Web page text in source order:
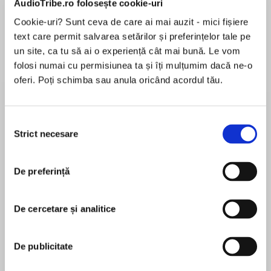
AudioTribe.ro folosește cookie-uri
Cookie-uri? Sunt ceva de care ai mai auzit - mici fișiere
text care permit salvarea setărilor și preferințelor tale pe
un site, ca tu să ai o experiență cât mai bună. Le vom
folosi numai cu permisiunea ta și îți mulțumim dacă ne-o
oferi. Poți schimba sau anula oricând acordul tău.
consimțământului
Strict necesare
De preferință
De cercetare și analitice
De publicitate
Desprecarte
“Dimon excels at creating memorable, complex
characters.”—Publishers Weekly (starred
Salvation, Pennsylvania. The commune located
in the small town was advertised as a modern
Utopia: a place to live, share, and learn with
other like-minded young people. Cate
dead—and Cate won’t rest until she finds out
who killed her. Stonewalled at every turn, she
approaches a DC Fixer for help and ends up
with Damon Knox, a mysterious man with a
pentru această carte
Award-winning author HelenKay Dimon spent